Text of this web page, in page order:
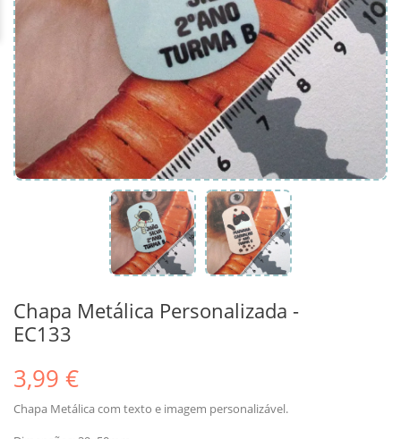
Chapa Metálica Personalizada -
EC133
3,99 €
Chapa Metálica com texto e imagem personalizável.